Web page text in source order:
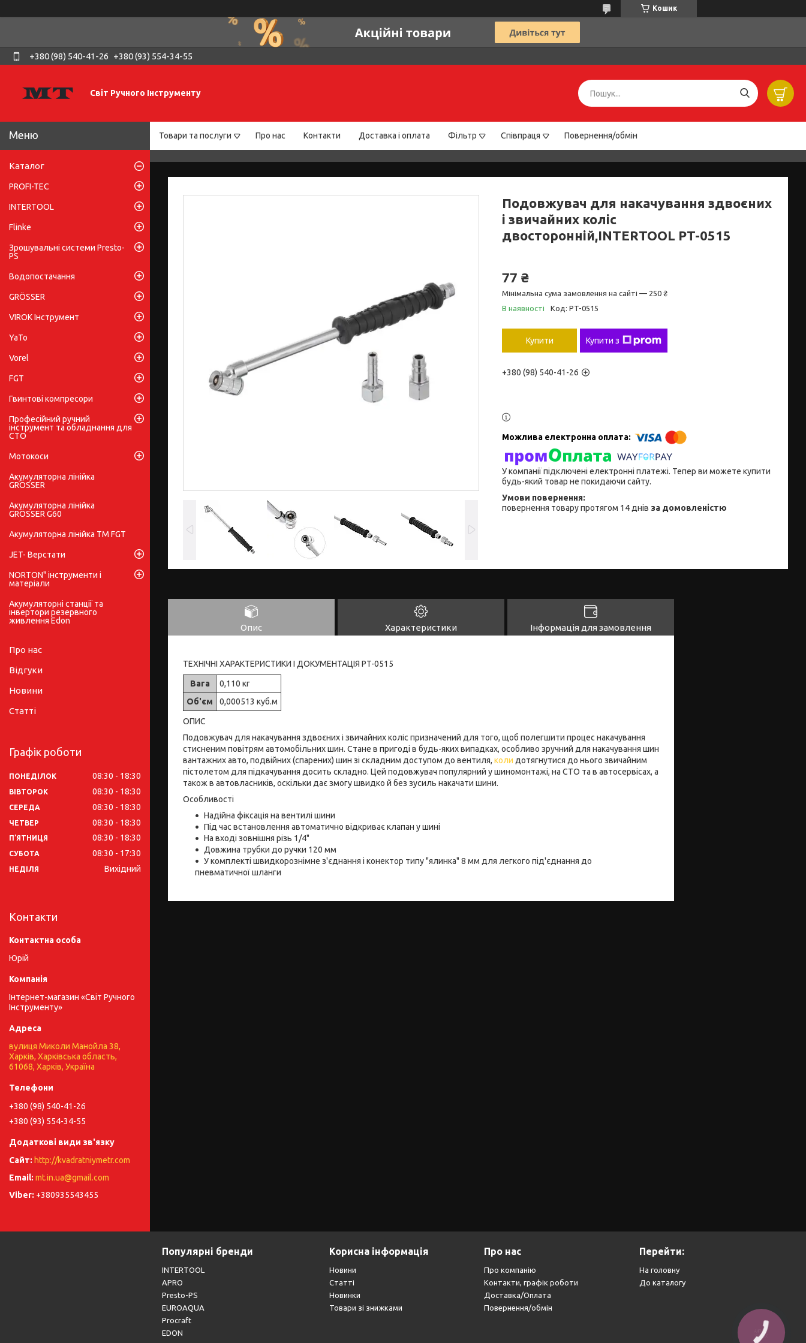
Кошик
+380 (98) 540-41-26 +380 (93) 554-34-55
Світ Ручного Інструменту
Товари та послуги Про нас Контакти Доставка і оплата Фільтр Співпраця Повернення/обмін
Подовжувач для накачування здвоєних
і звичайних коліс
двосторонній,INTERTOOL PT-0515
77 ₴
Мінімальна сума замовлення на сайті — 250 ₴
В наявності
Код: PT-0515
Купити Купити з
+380 (98) 540-41-26
У компанії підключені електронні платежі. Тепер ви можете купити
будь-який товар не покидаючи сайту.
повернення товару протягом 14 днів за домовленістю
Опис Характеристики Інформація для замовлення
ТЕХНІЧНІ ХАРАКТЕРИСТИКИ І ДОКУМЕНТАЦІЯ PT-0515
Вага
0,110 кг
Об'єм
0,000513 куб.м
ОПИС
Подовжувач для накачування здвоєних і звичайних коліс призначений для того, щоб полегшити процес накачування
стисненим повітрям автомобільних шин. Стане в пригоді в будь-яких випадках, особливо зручний для накачування шин
вантажних авто, подвійних (спарених) шин зі складним доступом до вентиля, коли дотягнутися до нього звичайним
пістолетом для підкачування досить складно. Цей подовжувач популярний у шиномонтажі, на СТО та в автосервісах, а
також в автовласників, оскільки дає змогу швидко й без зусиль накачати шини.
Особливості
Надійна фіксація на вентилі шини
Під час встановлення автоматично відкриває клапан у шині
На вході зовнішня різь 1/4"
Довжина трубки до ручки 120 мм
У комплекті швидкорознімне з'єднання і конектор типу "ялинка" 8 мм для легкого під'єднання до
пневматичної шланги
Каталог
PROFI-TEC
INTERTOOL
Flinke
Зрошувальні системи Presto-
PS
Водопостачання
GRÖSSER
VIROK Інструмент
YaTo
Vorel
FGT
Гвинтові компресори
Професійний ручний
інструмент та обладнання для
СТО
Мотокоси
Акумуляторна лінійка
GRÖSSER
Акумуляторна лінійка
GRÖSSER G60
Акумуляторна лінійка ТМ FGT
JET- Верстати
NORTON" інструменти і
матеріали
Акумуляторні станції та
інвертори резервного
живлення Edon
Про нас
Відгуки
Новини
Статті
Графік роботи
ПОНЕДІЛОК 08:30 18:30
ВІВТОРОК 08:30 18:30
СЕРЕДА 08:30 18:30
ЧЕТВЕР 08:30 18:30
ПʼЯТНИЦЯ 08:30 18:30
СУБОТА 08:30 17:30
НЕДІЛЯ Вихідний
Контакти
Юрій
Інтернет-магазин «Світ Ручного
Інструменту»
вулиця Миколи Манойла 38,
Харків, Харківська область,
61068, Харків, Україна
+380 (98) 540-41-26
+380 (93) 554-34-55
http://kvadratniymetr.com
mt.in.ua@gmail.com
+380935543455
Популярні бренди
INTERTOOL
APRO
Presto-PS
EUROAQUA
Procraft
EDON
Корисна інформація
Новини
Статті
Новинки
Товари зі знижками
Про нас
Про компанію
Контакти, графік роботи
Доставка/Оплата
Повернення/обмін
Перейти:
На головну
До каталогу
КНОПКА
ЗВ'ЯЗКУ